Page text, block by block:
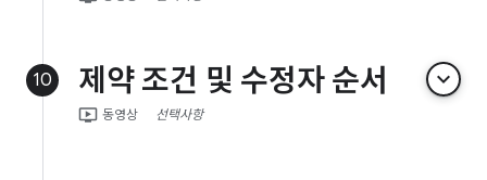
10 제약 조건 및 수정자 순서 keyboard_arrow_down
ondemand_video 동영상 선택사항